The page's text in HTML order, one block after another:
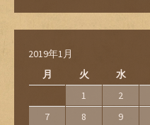
2019年1月
月
火 水
1 2
7
8 9